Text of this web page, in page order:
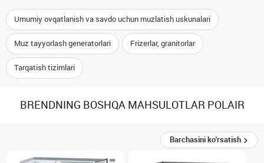
Umumiy ovqatlanish va savdo uchun muzlatish uskunalari
Muz tayyorlash generatorlari Frizerlar, granitorlar
Tarqatish tizimlari
BRENDNING BOSHQA MAHSULOTLAR POLAIR
Barchasini ko'rsatish